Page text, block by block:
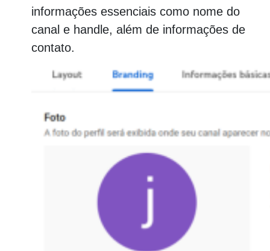
informações essenciais como nome do
canal e handle, além de informações de
contato.